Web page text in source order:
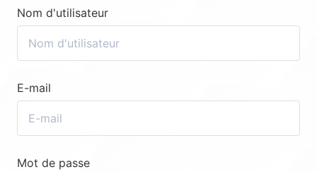
Nom d'utilisateur
E-mail
Mot de passe